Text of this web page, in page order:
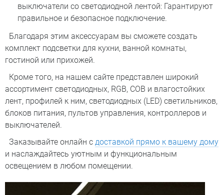
выключатели со светодиодной лентой: Гарантируют
правильное и безопасное подключение.
Благодаря этим аксессуарам вы сможете создать
комплект подсветки для кухни, ванной комнаты,
гостиной или прихожей.
Кроме того, на нашем сайте представлен широкий
ассортимент светодиодных, RGB, COB и влагостойких
лент, профилей к ним, светодиодных (LED) светильников,
блоков питания, пультов управления, контроллеров и
выключателей.
Заказывайте онлайн с доставкой прямо к вашему дому
и наслаждайтесь уютным и функциональным
освещением в любом помещении.